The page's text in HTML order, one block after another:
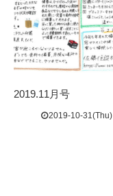
2019.11月号
2019-10-31(Thu)